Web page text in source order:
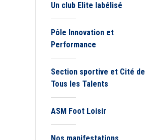
Un club Elite labélisé
Pôle Innovation et
Performance
Section sportive et Cité de
Tous les Talents
ASM Foot Loisir